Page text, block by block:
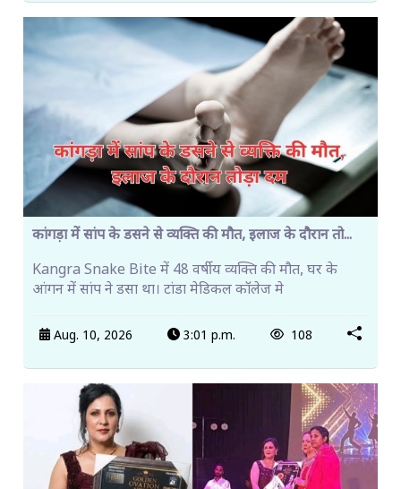
कांगड़ा में सांप के डसने से व्यक्ति की मौत, इलाज के दौरान तो...
Kangra Snake Bite में 48 वर्षीय व्यक्ति की मौत, घर के
आंगन में सांप ने डसा था। टांडा मेडिकल कॉलेज मे
Aug. 10, 2026 3:01 p.m. 108